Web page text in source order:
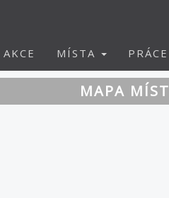
MÍSTA PRÁCE
MAPA MÍST